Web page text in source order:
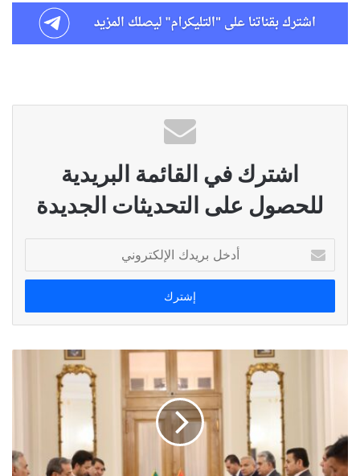
اشترك في القائمة البريدية
للحصول على التحديثات الجديدة
بريدك
الإلكتروني